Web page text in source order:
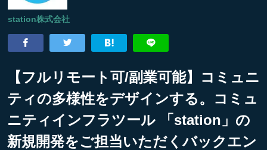
station株式会社
【フルリモート可/副業可能】コミュニ
ティの多様性をデザインする。コミュ
ニティインフラツール 「station」の
新規開発をご担当いただくバックエン